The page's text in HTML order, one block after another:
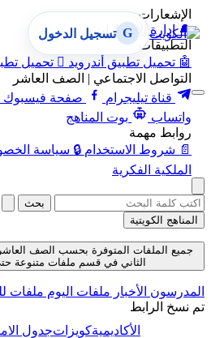
الإشعارات
🔔 إدارة الإشعارات
التطبيقات
🤖 تحميل تطبيق أندرويد  تحميل
التواصل الاجتماعي | الصف العاشر
قناة تيليجرام
صفحة فيسبوك
واتساب
بوت المناهج
روابط مهمة
📄 شروط الاستخدام 🔒 سياسة
الملكية الفكرية
G تسجيل الدخول
بحث
المناهج الكويتية
جميع الملفات المتوفرة بحسب الصف
الثاني في قسم ملفات متنوعة حتى تاريخ
المدرسون الأخبار ملفات اليوم ملفات
تم نسخ الرابط
الأكاديميةكويزاتجدول